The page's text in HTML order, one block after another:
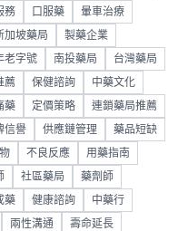
務 口服藥 暈車治療
加坡藥局 製藥企業
老字號 南投藥局 台灣藥局
薦 保健諮詢 中藥文化
藥 定價策略 連鎖藥局推薦
信譽 供應鏈管理 藥品短缺
不良反應 用藥指南
社區藥局 藥劑師
藥 健康諮詢 中藥行
兩性溝通 壽命延長